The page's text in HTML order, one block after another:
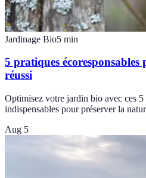
Jardinage Bio5 min
5 pratiques
réussi
Optimisez votre jardin bio avec ces 5
indispensables pour préserver la
Aug 5